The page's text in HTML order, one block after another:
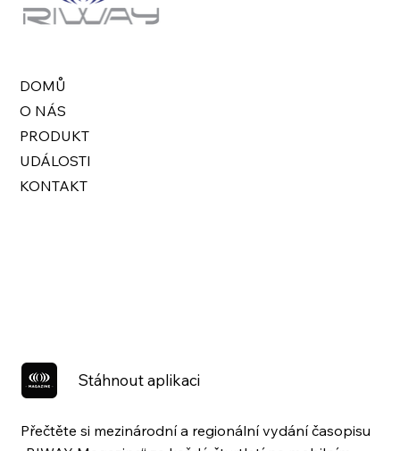
DOMŮ
O NÁS
PRODUKT
UDÁLOSTI
KONTAKT
Stáhnout aplikaci
Přečtěte si mezinárodní a regionální vydání časopisu